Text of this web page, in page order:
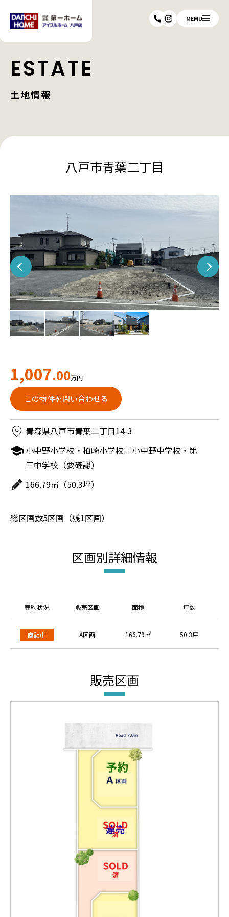
MEMU
ESTATE
土地情報
八戸市青葉二丁目
1,007.00万円
この物件を問い合わせる
青森県八戸市青葉二丁目14-3
小中野小学校・柏崎小学校／小中野中学校・第
三中学校（要確認）
166.79㎡（50.3坪）
総区画数5区画（残1区画）
区画別詳細情報
売約状況 販売区画 面積 坪数
商談中 A区画 166.79㎡ 50.3坪
販売区画